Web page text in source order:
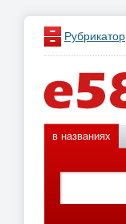
Рубрикатор
в названиях